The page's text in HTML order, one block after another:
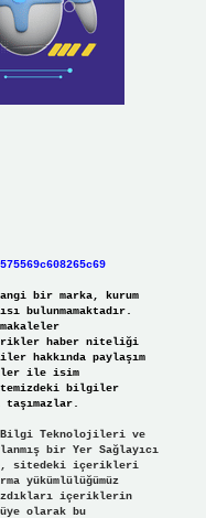
bir marka, kurum
bulunmamaktadır.
haber niteliği
hakkında paylaşım
ile isim
bilgiler
Bilgi Teknolojileri ve
bir Yer Sağlayıcı
sitedeki içerikleri
yükümlülüğümüz
içeriklerin
olarak bu